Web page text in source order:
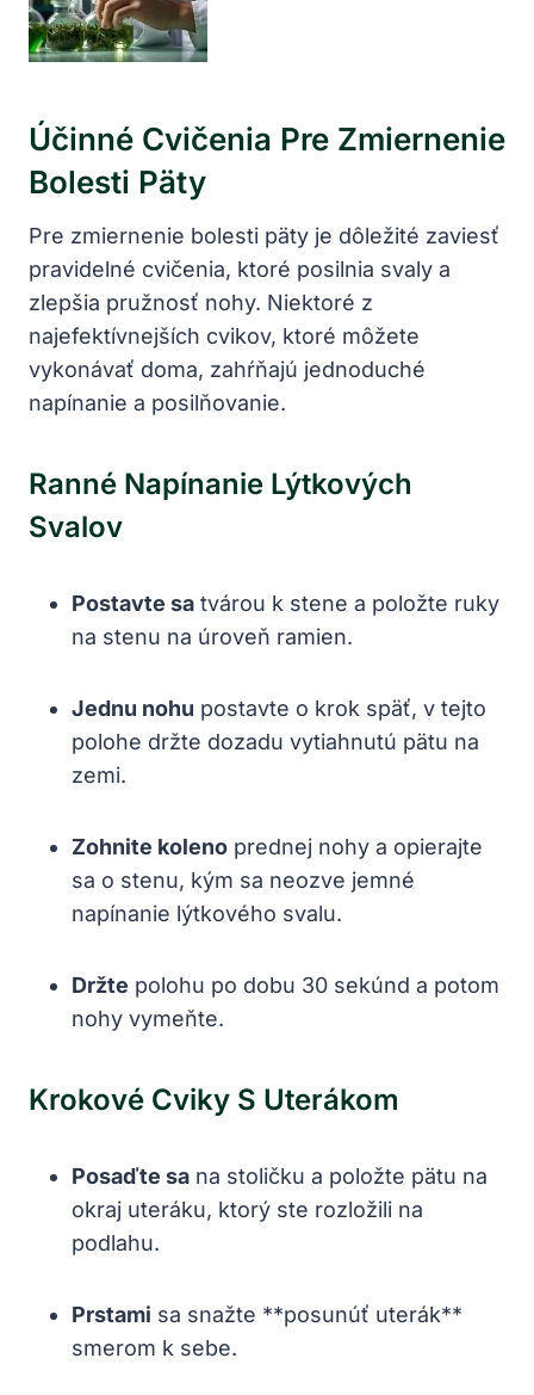
Účinné Cvičenia Pre Zmiernenie
Bolesti Päty
Pre zmiernenie bolesti päty je dôležité zaviesť
pravidelné cvičenia, ktoré posilnia svaly a
zlepšia pružnosť nohy. Niektoré z
najefektívnejších cvikov, ktoré môžete
vykonávať doma, zahŕňajú jednoduché
napínanie a posilňovanie.
Ranné Napínanie Lýtkových
Svalov
Postavte sa tvárou k stene a položte ruky
na stenu na úroveň ramien.
Jednu nohu postavte o krok späť, v tejto
polohe držte dozadu vytiahnutú pätu na
zemi.
Zohnite koleno prednej nohy a opierajte
sa o stenu, kým sa neozve jemné
napínanie lýtkového svalu.
Držte polohu po dobu 30 sekúnd a potom
nohy vymeňte.
Krokové Cviky S Uterákom
Posaďte sa na stoličku a položte pätu na
okraj uteráku, ktorý ste rozložili na
podlahu.
Prstami sa snažte **posunúť uterák**
smerom k sebe.